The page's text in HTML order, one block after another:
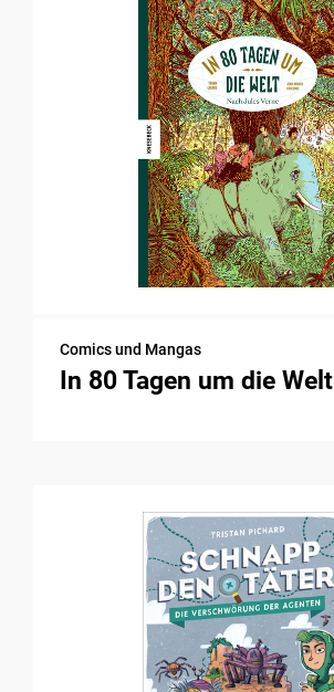
Comics und Mangas
In 80 Tagen um die Welt